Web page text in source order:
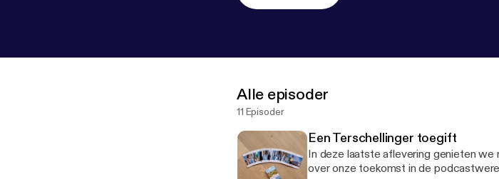
Alle episoder
11 Episoder
Een Terschellinger toegift
In deze laatste aflevering genieten we
over onze toekomst in de